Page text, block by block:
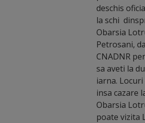
deschis
la schi
Obarsia
Petrosani,
CNADNR
sa aveti la
iarna.
insa cazare
Obarsia
poate vizita